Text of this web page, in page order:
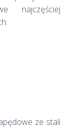
najczęściej
ze stali